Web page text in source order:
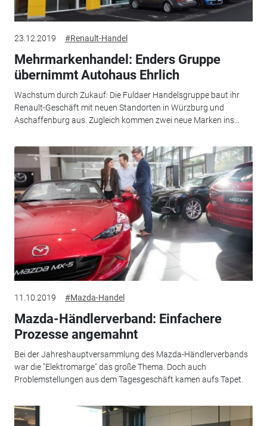
23.12.2019 #Renault-Handel
Mehrmarkenhandel: Enders Gruppe
übernimmt Autohaus Ehrlich
Wachstum durch Zukauf: Die Fuldaer Handelsgruppe baut ihr
Renault-Geschäft mit neuen Standorten in Würzburg und
Aschaffenburg aus. Zugleich kommen zwei neue Marken ins...
11.10.2019 #Mazda-Handel
Mazda-Händlerverband: Einfachere
Prozesse angemahnt
Bei der Jahreshauptversammlung des Mazda-Händlerverbands
war die "Elektromarge" das große Thema. Doch auch
Problemstellungen aus dem Tagesgeschäft kamen aufs Tapet.